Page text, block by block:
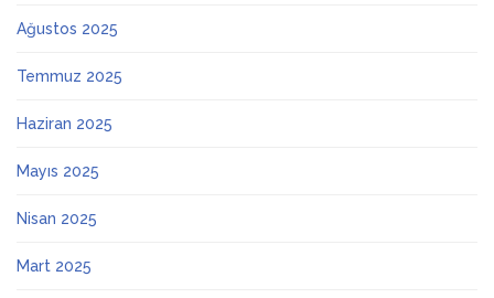
Ağustos 2025
Temmuz 2025
Haziran 2025
Mayıs 2025
Nisan 2025
Mart 2025